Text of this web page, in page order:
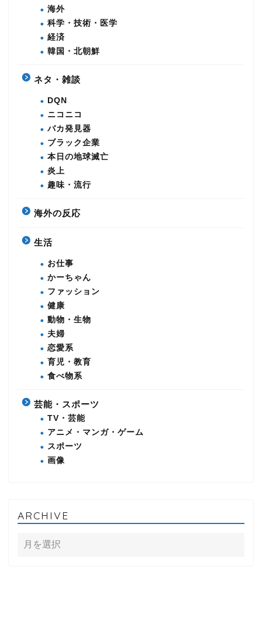
海外
科学・技術・医学
経済
韓国・北朝鮮
ネタ・雑談
DQN
ニコニコ
バカ発見器
ブラック企業
本日の地球滅亡
炎上
趣味・流行
海外の反応
生活
お仕事
かーちゃん
ファッション
健康
動物・生物
夫婦
恋愛系
育児・教育
食べ物系
芸能・スポーツ
TV・芸能
アニメ・マンガ・ゲーム
スポーツ
画像
ARCHIVE